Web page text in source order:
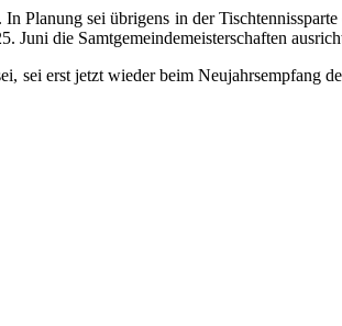
Planung sei übrigens in der
Juni die Samtgemeindemeisterschaften
sei erst jetzt wieder beim Neujahrsempfang